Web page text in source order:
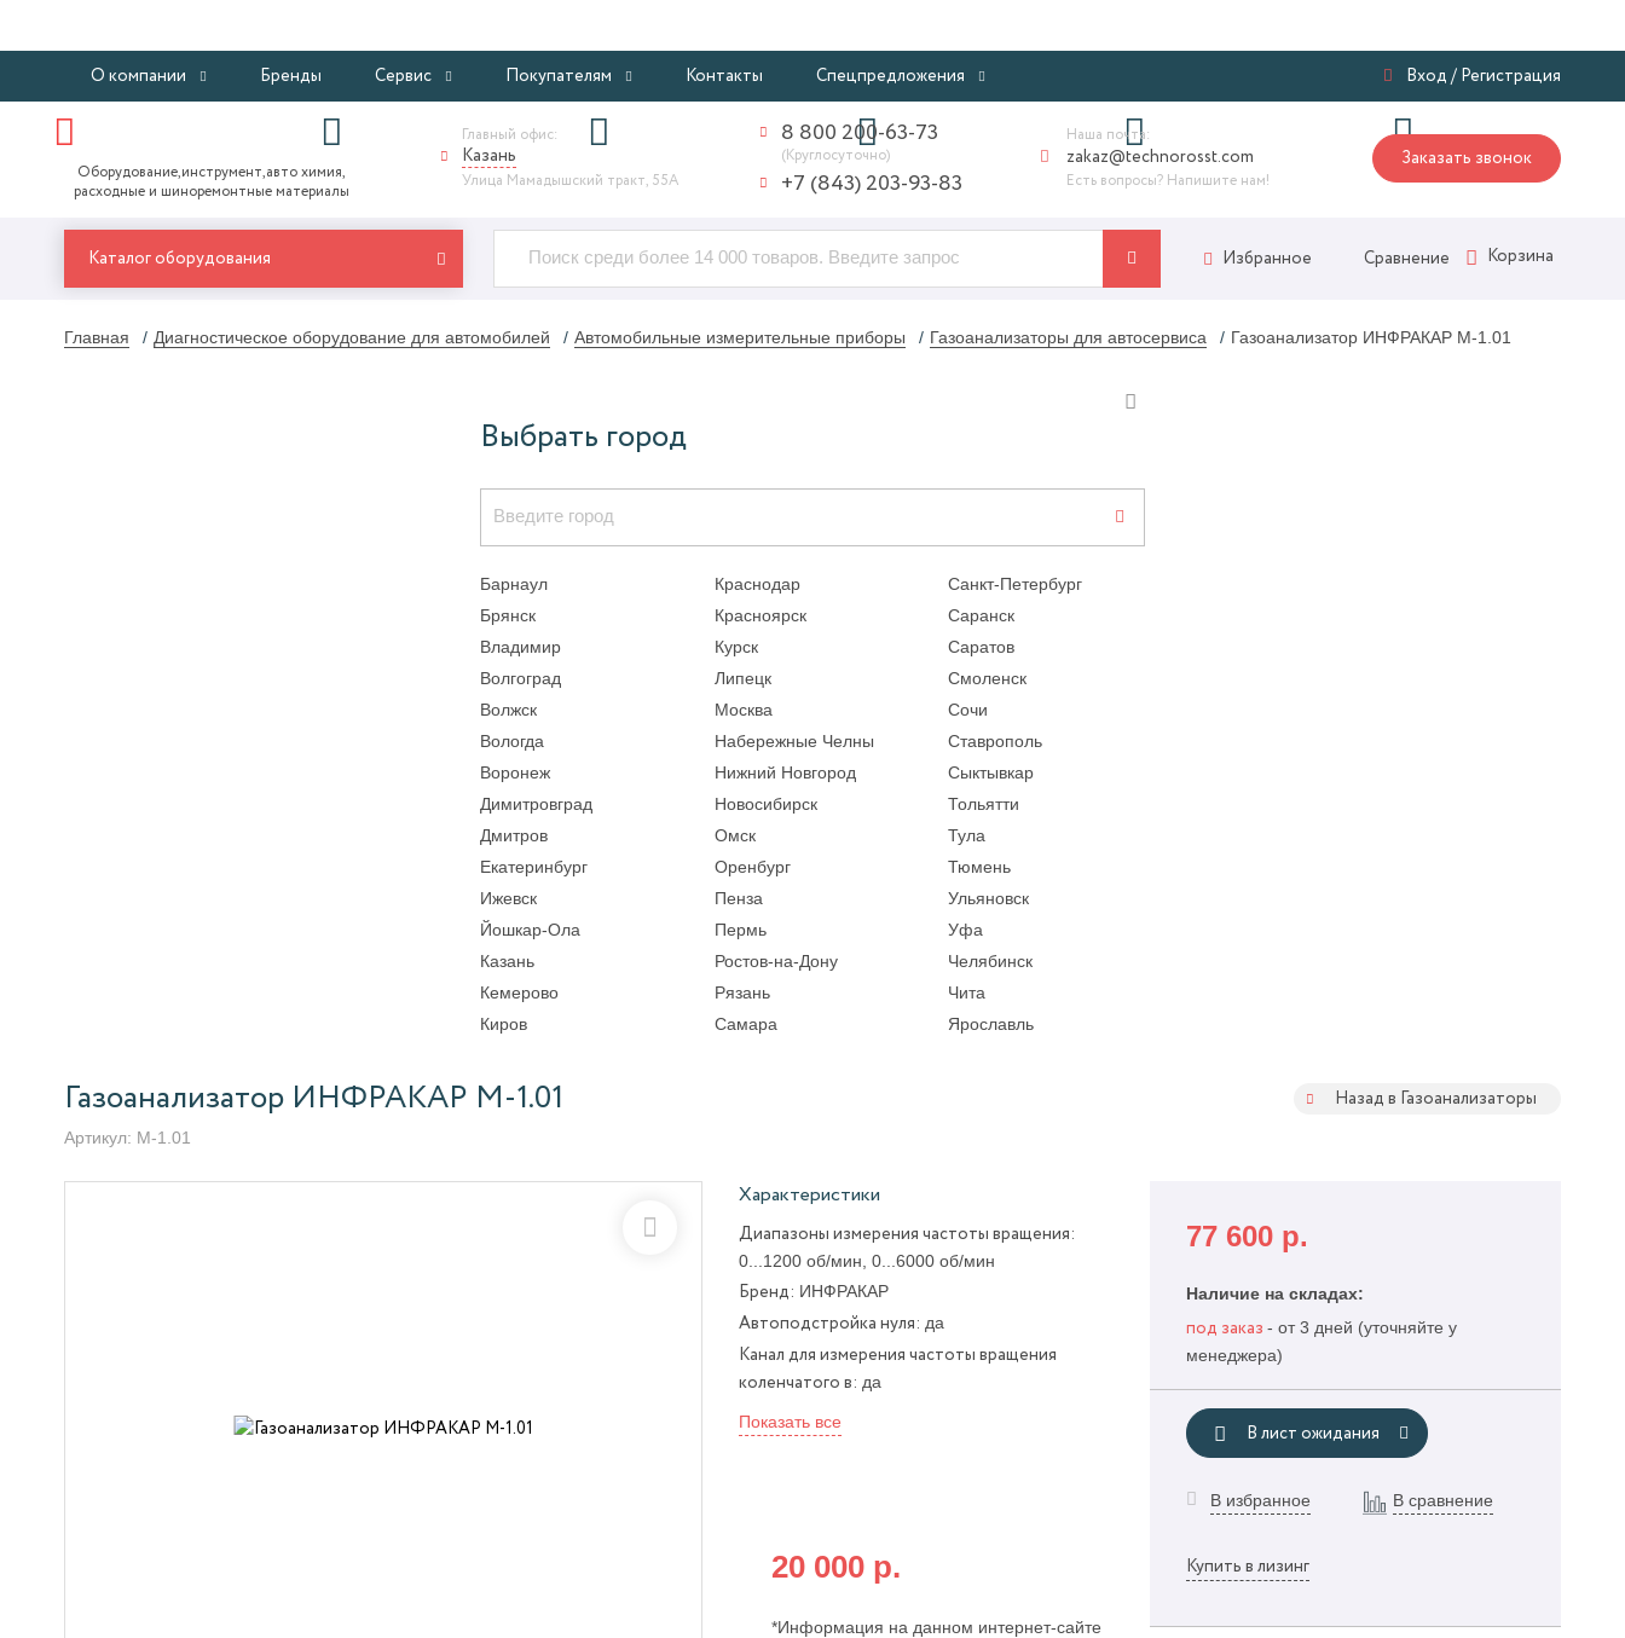
О компании Бренды Сервис Покупателям Контакты Спецпредложения Вход / Регистрация
Оборудование,инструмент,авто химия,
расходные и шиноремонтные материалы
Главный офис:
Казань
Улица Мамадышский тракт, 55А
8 800 200-63-73
(Круглосуточно)
+7 (843) 203-93-83
Наша почта:
zakaz@technorosst.com
Есть вопросы? Напишите нам!
Заказать звонок
Каталог оборудования Избранное Сравнение Корзина
Главная Диагностическое оборудование для автомобилей Автомобильные измерительные приборы Газоанализаторы для автосервиса Газоанализатор ИНФРАКАР М-1.01
Выбрать город
Барнаул
Брянск
Владимир
Волгоград
Волжск
Вологда
Воронеж
Димитровград
Дмитров
Екатеринбург
Ижевск
Йошкар-Ола
Казань
Кемерово
Киров
Краснодар
Красноярск
Курск
Липецк
Москва
Набережные Челны
Нижний Новгород
Новосибирск
Омск
Оренбург
Пенза
Пермь
Ростов-на-Дону
Рязань
Самара
Санкт-Петербург
Саранск
Саратов
Смоленск
Сочи
Ставрополь
Сыктывкар
Тольятти
Тула
Тюмень
Ульяновск
Уфа
Челябинск
Чита
Ярославль
Газоанализатор ИНФРАКАР М-1.01 Назад в Газоанализаторы
Артикул: М-1.01
Характеристики
Диапазоны измерения частоты вращения:
0...1200 об/мин, 0...6000 об/мин
Бренд: ИНФРАКАР
Автоподстройка нуля: да
Канал для измерения частоты вращения
коленчатого в: да
Показать все
20 000 р.
*Информация на данном интернет-сайте
77 600 р.
Наличие на складах:
под заказ - от 3 дней (уточняйте у
менеджера)
В лист ожидания
В избранное В сравнение
Купить в лизинг